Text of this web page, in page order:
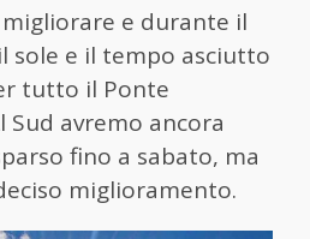
e durante il
sole e il tempo asciutto
tutto il Ponte
Sud avremo ancora
fino a sabato, ma
miglioramento.